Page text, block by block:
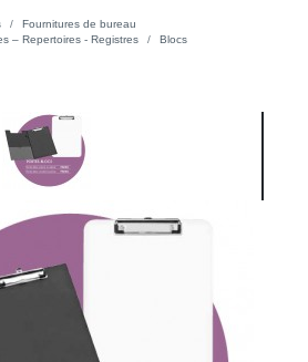
Fournitures de bureau
– Repertoires - Registres
Blocs